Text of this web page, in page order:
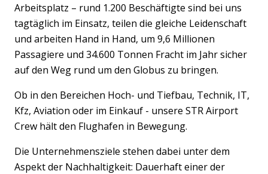
Arbeitsplatz – rund 1.200 Beschäftigte sind bei uns
tagtäglich im Einsatz, teilen die gleiche Leidenschaft
und arbeiten Hand in Hand, um 9,6 Millionen
Passagiere und 34.600 Tonnen Fracht im Jahr sicher
auf den Weg rund um den Globus zu bringen.
Ob in den Bereichen Hoch- und Tiefbau, Technik, IT,
Kfz, Aviation oder im Einkauf - unsere STR Airport
Crew hält den Flughafen in Bewegung.
Die Unternehmensziele stehen dabei unter dem
Aspekt der Nachhaltigkeit: Dauerhaft einer der